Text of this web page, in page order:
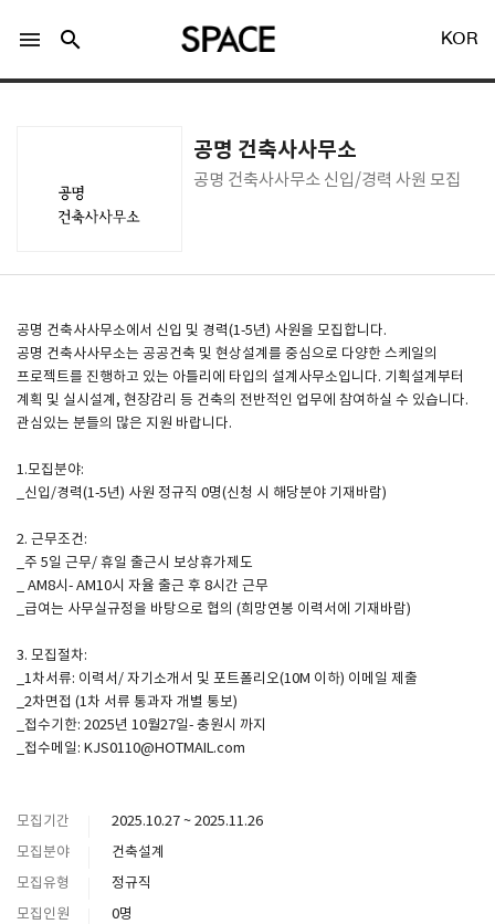
Facebook 로그인
Twitter 로그인
SPACE 소개
공지사항
광고문의
Contact
menu search KOR
공명 건축사사무소
공명 건축사사무소 신입/경력 사원 모집
공명 건축사사무소에서 신입 및 경력(1-5년) 사원을 모집합니다.
공명 건축사사무소는 공공건축 및 현상설계를 중심으로 다양한 스케일의
프로젝트를 진행하고 있는 아틀리에 타입의 설계사무소입니다. 기획설계부터
계획 및 실시설계, 현장감리 등 건축의 전반적인 업무에 참여하실 수 있습니다.
관심있는 분들의 많은 지원 바랍니다.
1.모집분야:
_신입/경력(1-5년) 사원 정규직 0명(신청 시 해당분야 기재바람)
2. 근무조건:
_주 5일 근무/ 휴일 출근시 보상휴가제도
_ AM8시- AM10시 자율 출근 후 8시간 근무
_급여는 사무실규정을 바탕으로 협의 (희망연봉 이력서에 기재바람)
3. 모집절차:
_1차서류: 이력서/ 자기소개서 및 포트폴리오(10M 이하) 이메일 제출
_2차면접 (1차 서류 통과자 개별 통보)
_접수기한: 2025년 10월27일- 충원시 까지
_접수메일: KJS0110@HOTMAIL.com
모집기간
2025.10.27 ~ 2025.11.26
모집분야
건축설계
모집유형
정규직
모집인원
0명